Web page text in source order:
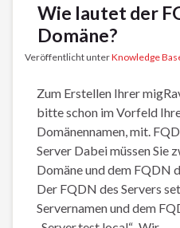
Wie lautet der
Domäne?
Veröffentlicht unterKnowledge
Zum Erstellen Ihrer
bitte schon im Vorfeld
Domänennamen, mit.
Server Dabei müssen Sie
Domäne und dem FQDN
Der FQDN des Servers
Servernamen und dem